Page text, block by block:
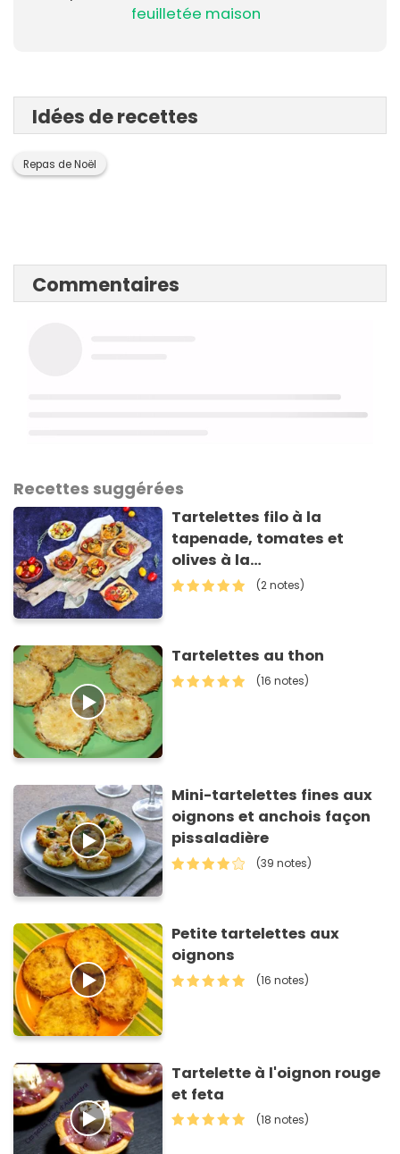
feuilletée maison
Idées de recettes
Repas de Noël
Commentaires
Recettes suggérées
Tartelettes filo à la
tapenade, tomates et
olives à la
méditerranéenne
(2 notes)
Tartelettes au thon
(16 notes)
Mini-tartelettes fines aux
oignons et anchois façon
pissaladière
(39 notes)
Petite tartelettes aux
oignons
(16 notes)
Tartelette à l'oignon rouge
et feta
(18 notes)